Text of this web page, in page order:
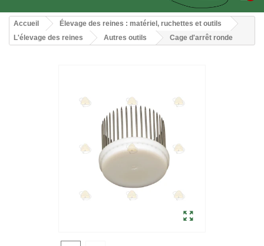
Accueil
Élevage des reines : matériel, ruchettes et outils
L'élevage des reines
Autres outils Cage d'arrêt ronde